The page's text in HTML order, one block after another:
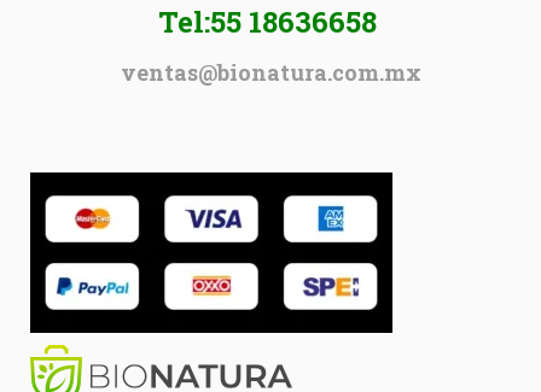
Tel:55 18636658
ventas@bionatura.com.mx